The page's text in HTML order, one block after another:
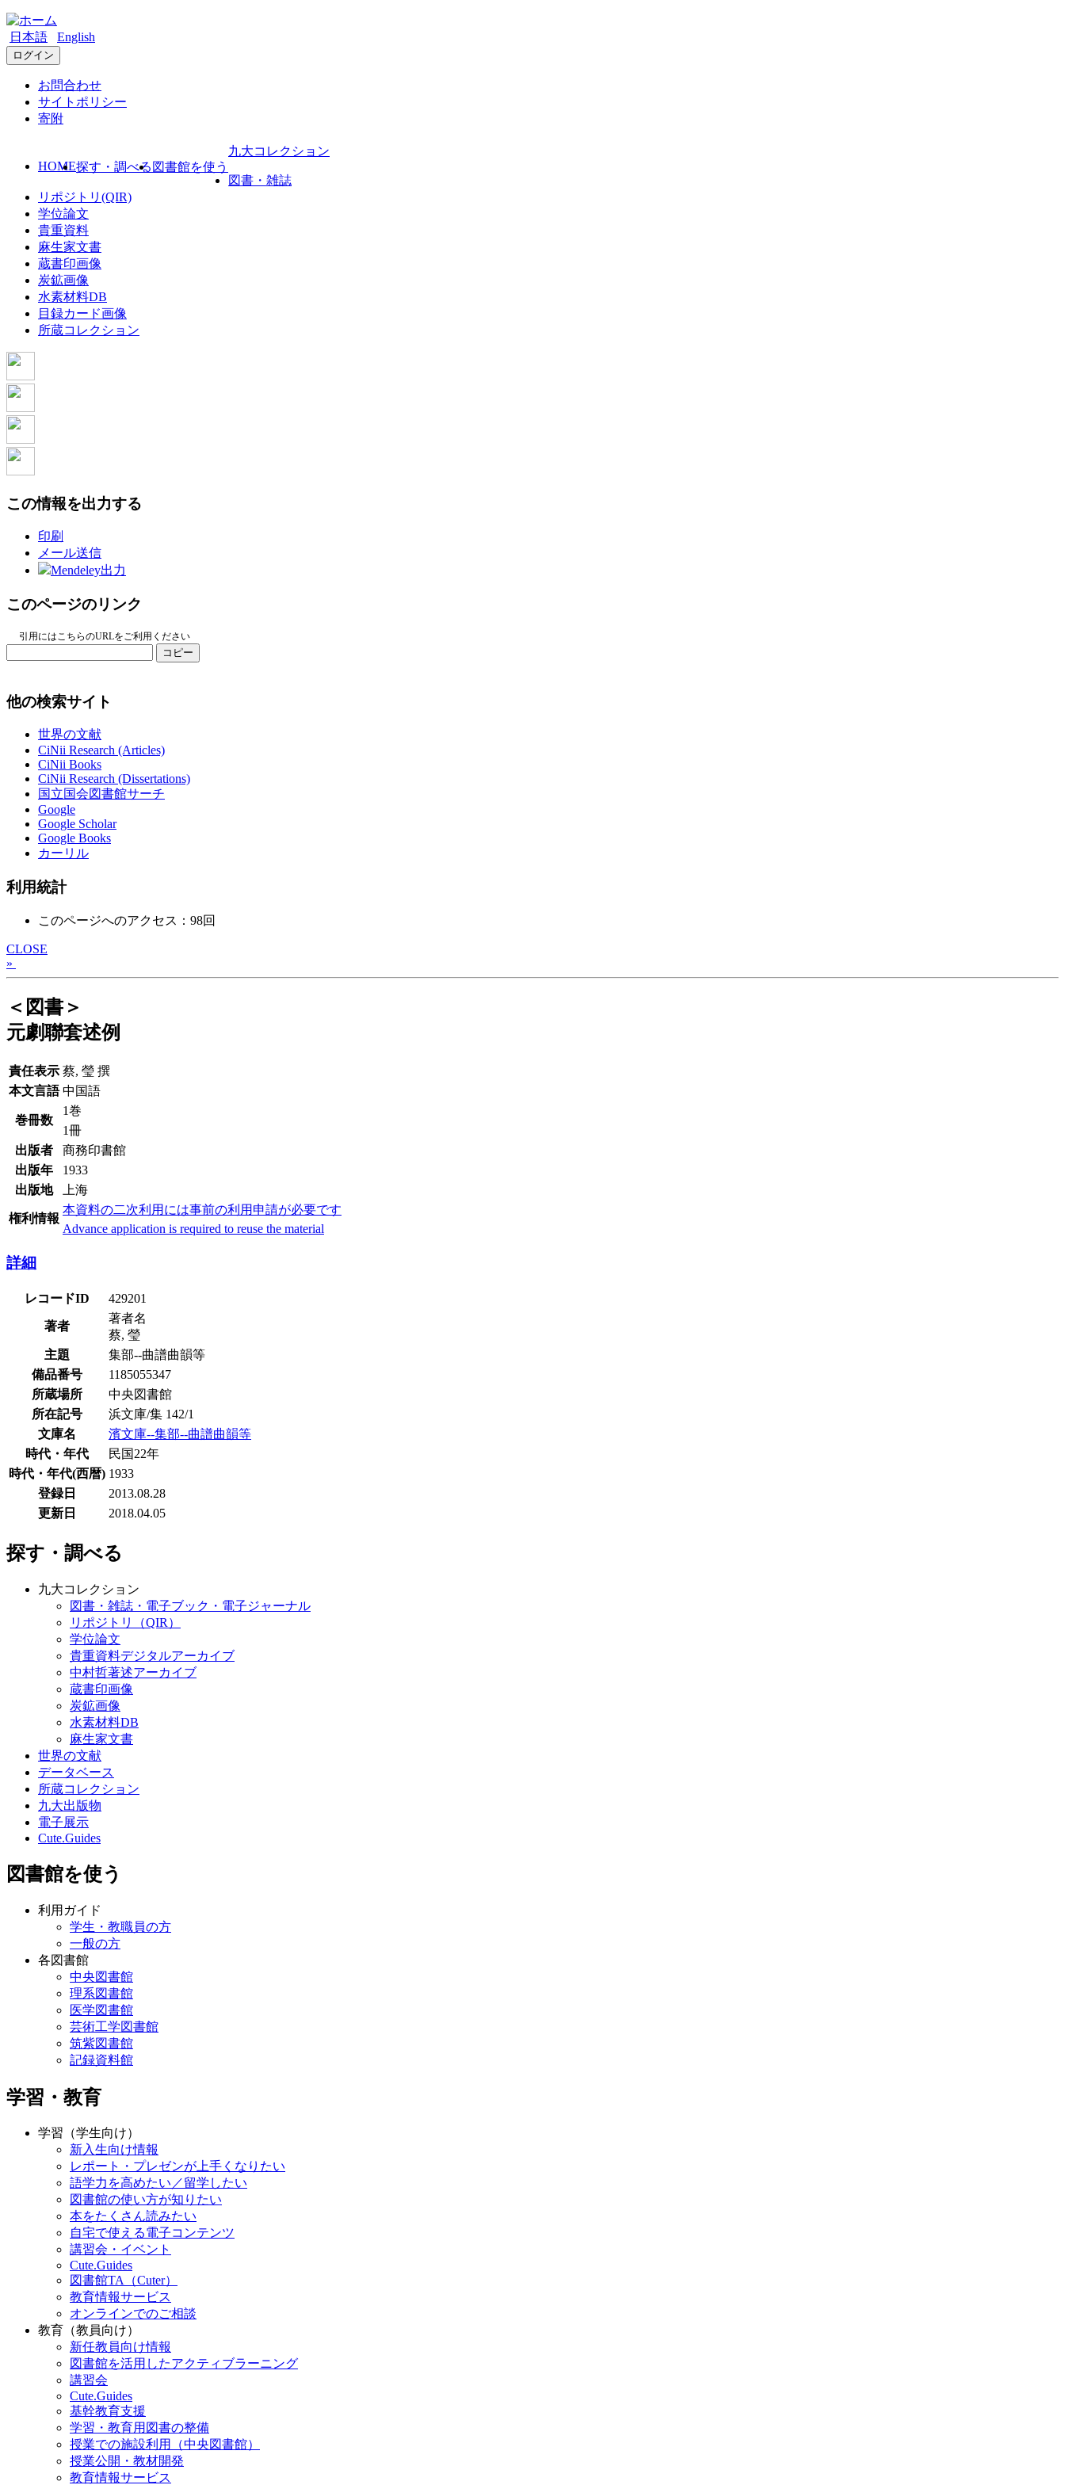
日本語 English
ログイン
お問合わせ
サイトポリシー
寄附
HOME探す・調べる 図書館を使う
九大コレクション
図書・雑誌
リポジトリ(QIR)
学位論文
貴重資料
麻生家文書
蔵書印画像
炭鉱画像
水素材料DB
目録カード画像
所蔵コレクション
この情報を出力する
印刷
メール送信
Mendeley出力
このページのリンク
引用にはこちらのURLをご利用ください
コピー
他の検索サイト
世界の文献
CiNii Research (Articles)
CiNii Books
CiNii Research (Dissertations)
国立国会図書館サーチ
Google
Google Scholar
Google Books
カーリル
利用統計
このページへのアクセス：98回
CLOSE
»
＜図書＞
元劇聯套述例
責任表示 蔡, 瑩 撰
本文言語 中国語
巻冊数
1巻
1冊
出版者
商務印書館
出版年
1933
出版地
上海
権利情報
本資料の二次利用には事前の利用申請が必要です
Advance application is required to reuse the material
詳細
レコードID 429201
著者
著者名
蔡, 瑩
主題
集部--曲譜曲韻等
備品番号
1185055347
所蔵場所
中央図書館
所在記号
浜文庫/集 142/1
文庫名
濱文庫--集部--曲譜曲韻等
時代・年代
民国22年
時代・年代(西暦) 1933
登録日
2013.08.28
更新日
2018.04.05
探す・調べる
九大コレクション
図書・雑誌・電子ブック・電子ジャーナル
リポジトリ（QIR）
学位論文
貴重資料デジタルアーカイブ
中村哲著述アーカイブ
蔵書印画像
炭鉱画像
水素材料DB
麻生家文書
世界の文献
データベース
所蔵コレクション
九大出版物
電子展示
Cute.Guides
図書館を使う
利用ガイド
学生・教職員の方
一般の方
各図書館
中央図書館
理系図書館
医学図書館
芸術工学図書館
筑紫図書館
記録資料館
学習・教育
学習（学生向け）
新入生向け情報
レポート・プレゼンが上手くなりたい
語学力を高めたい／留学したい
図書館の使い方が知りたい
本をたくさん読みたい
自宅で使える電子コンテンツ
講習会・イベント
Cute.Guides
図書館TA（Cuter）
教育情報サービス
オンラインでのご相談
教育（教員向け）
新任教員向け情報
図書館を活用したアクティブラーニング
講習会
Cute.Guides
基幹教育支援
学習・教育用図書の整備
授業での施設利用（中央図書館）
授業公開・教材開発
教育情報サービス